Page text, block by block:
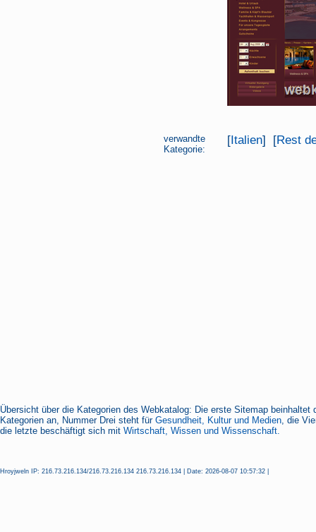
verwandte
Kategorie:
[Italien] [Rest
Übersicht über die Kategorien des Webkatalog: Die erste Sitemap beinhaltet
Kategorien an, Nummer Drei steht für Gesundheit, Kultur und Medien, die
die letzte beschäftigt sich mit Wirtschaft, Wissen und Wissenschaft.
Hroyjweln IP: 216.73.216.134/216.73.216.134 216.73.216.134 | Date: 2026-08-07 10:57:32 |